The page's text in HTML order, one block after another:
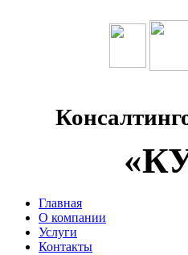
Главная
О компании
Услуги
Контакты